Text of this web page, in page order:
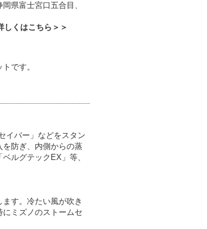
県富士宮口五合目、
しくはこちら＞＞
です。
イバー」などをスタン
防ぎ、内側からの蒸
ルグテックEX」等、
す。冷たい風が吹き
ミズノのストームセ